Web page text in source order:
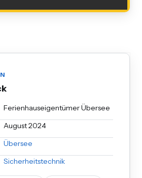
Ferienhauseigentümer Übersee
August 2024
Übersee
Sicherheitstechnik